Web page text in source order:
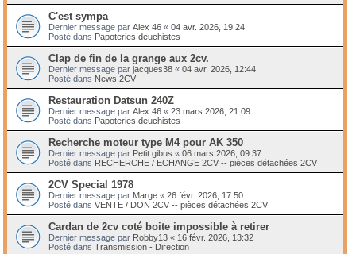
C'est sympa
Dernier message par Alex 46 « 04 avr. 2026, 19:24
Posté dans Papoteries deuchistes
Clap de fin de la grange aux 2cv.
Dernier message par jacques38 « 04 avr. 2026, 12:44
Posté dans News 2CV
Restauration Datsun 240Z
Dernier message par Alex 46 « 23 mars 2026, 21:09
Posté dans Papoteries deuchistes
Recherche moteur type M4 pour AK 350
Dernier message par Petit gibus « 06 mars 2026, 09:37
Posté dans RECHERCHE / ECHANGE 2CV -- pièces détachées 2CV
2CV Special 1978
Dernier message par Marge « 26 févr. 2026, 17:50
Posté dans VENTE / DON 2CV -- pièces détachées 2CV
Cardan de 2cv coté boite impossible à retirer
Dernier message par Robby13 « 16 févr. 2026, 13:32
Posté dans Transmission - Direction